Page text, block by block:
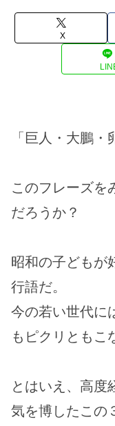
X
「巨人・大鵬・
このフレーズを
だろうか？
昭和の子どもが
行語だ。
今の若い世代に
もピクリともこ
とはいえ、高度
気を博したこの